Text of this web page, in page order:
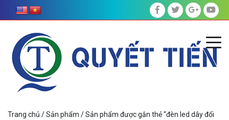
Trang chủ /Sản phẩm / Sản phẩm được gắn thẻ “đèn led dây đổi